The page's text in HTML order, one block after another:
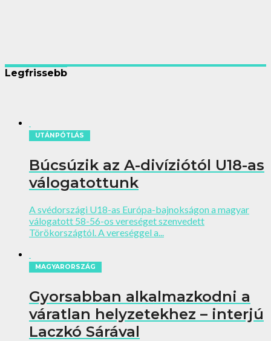
Legfrissebb
UTÁNPÓTLÁS
Búcsúzik az A-divíziótól U18-as
válogatottunk
A svédországi U18-as Európa-bajnokságon a magyar
válogatott 58-56-os vereséget szenvedett
Törökországtól. A vereséggel a...
MAGYARORSZÁG
Gyorsabban alkalmazkodni a
váratlan helyzetekhez – interjú
Laczkó Sárával